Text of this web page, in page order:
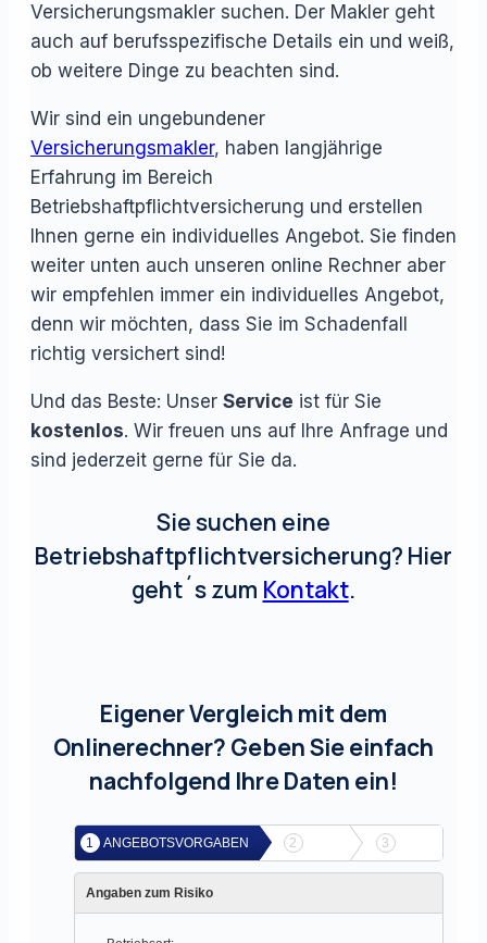
Versicherungsmakler suchen. Der Makler geht
auch auf berufsspezifische Details ein und weiß,
ob weitere Dinge zu beachten sind.
Wir sind ein ungebundener
Versicherungsmakler, haben langjährige
Erfahrung im Bereich
Betriebshaftpflichtversicherung und erstellen
Ihnen gerne ein individuelles Angebot. Sie finden
weiter unten auch unseren online Rechner aber
wir empfehlen immer ein individuelles Angebot,
denn wir möchten, dass Sie im Schadenfall
richtig versichert sind!
Und das Beste: Unser Service ist für Sie
kostenlos. Wir freuen uns auf Ihre Anfrage und
sind jederzeit gerne für Sie da.
Sie suchen eine
Betriebshaftpflichtversicherung? Hier
geht´s zum Kontakt.
Eigener Vergleich mit dem
Onlinerechner? Geben Sie einfach
nachfolgend Ihre Daten ein!